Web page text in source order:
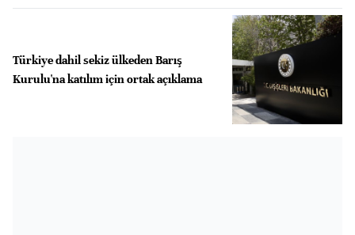
Türkiye dahil sekiz ülkeden Barış
Kurulu'na katılım için ortak açıklama